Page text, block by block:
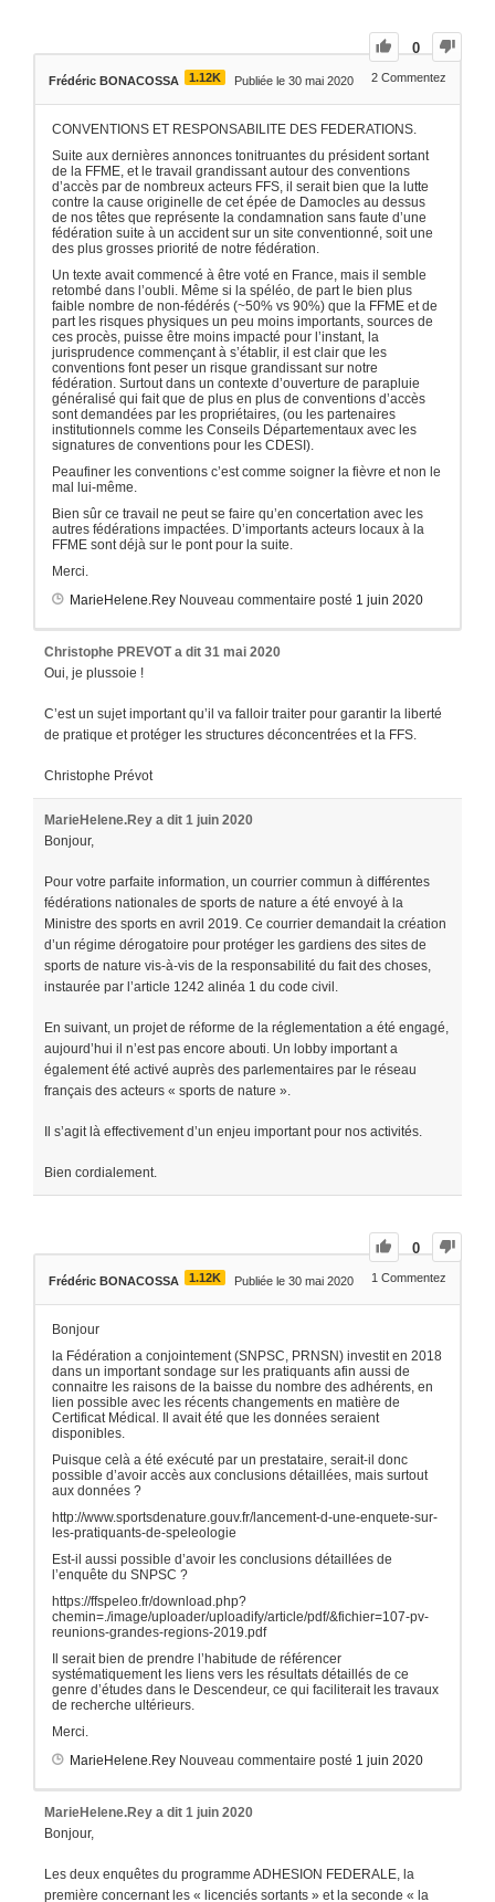
0
Frédéric BONACOSSA 1.12K Publiée le 30 mai 2020 2 Commentez
CONVENTIONS ET RESPONSABILITE DES FEDERATIONS.
Suite aux dernières annonces tonitruantes du président sortant
de la FFME, et le travail grandissant autour des conventions
d’accès par de nombreux acteurs FFS, il serait bien que la lutte
contre la cause originelle de cet épée de Damocles au dessus
de nos têtes que représente la condamnation sans faute d’une
fédération suite à un accident sur un site conventionné, soit une
des plus grosses priorité de notre fédération.
Un texte avait commencé à être voté en France, mais il semble
retombé dans l’oubli. Même si la spéléo, de part le bien plus
faible nombre de non-fédérés (~50% vs 90%) que la FFME et de
part les risques physiques un peu moins importants, sources de
ces procès, puisse être moins impacté pour l’instant, la
jurisprudence commençant à s’établir, il est clair que les
conventions font peser un risque grandissant sur notre
fédération. Surtout dans un contexte d’ouverture de parapluie
généralisé qui fait que de plus en plus de conventions d’accès
sont demandées par les propriétaires, (ou les partenaires
institutionnels comme les Conseils Départementaux avec les
signatures de conventions pour les CDESI).
Peaufiner les conventions c’est comme soigner la fièvre et non le
mal lui-même.
Bien sûr ce travail ne peut se faire qu’en concertation avec les
autres fédérations impactées. D’importants acteurs locaux à la
FFME sont déjà sur le pont pour la suite.
Merci.
MarieHelene.Rey Nouveau commentaire posté 1 juin 2020
Christophe PREVOT a dit 31 mai 2020
Oui, je plussoie !
C’est un sujet important qu’il va falloir traiter pour garantir la liberté
de pratique et protéger les structures déconcentrées et la FFS.
Christophe Prévot
MarieHelene.Rey a dit 1 juin 2020
Bonjour,
Pour votre parfaite information, un courrier commun à différentes
fédérations nationales de sports de nature a été envoyé à la
Ministre des sports en avril 2019. Ce courrier demandait la création
d’un régime dérogatoire pour protéger les gardiens des sites de
sports de nature vis-à-vis de la responsabilité du fait des choses,
instaurée par l’article 1242 alinéa 1 du code civil.
En suivant, un projet de réforme de la réglementation a été engagé,
aujourd’hui il n’est pas encore abouti. Un lobby important a
également été activé auprès des parlementaires par le réseau
français des acteurs « sports de nature ».
Il s’agit là effectivement d’un enjeu important pour nos activités.
Bien cordialement.
0
Frédéric BONACOSSA 1.12K Publiée le 30 mai 2020 1 Commentez
Bonjour
la Fédération a conjointement (SNPSC, PRNSN) investit en 2018
dans un important sondage sur les pratiquants afin aussi de
connaitre les raisons de la baisse du nombre des adhérents, en
lien possible avec les récents changements en matière de
Certificat Médical. Il avait été que les données seraient
disponibles.
Puisque celà a été exécuté par un prestataire, serait-il donc
possible d’avoir accès aux conclusions détaillées, mais surtout
aux données ?
http://www.sportsdenature.gouv.fr/lancement-d-une-enquete-sur-
les-pratiquants-de-speleologie
Est-il aussi possible d’avoir les conclusions détaillées de
l’enquête du SNPSC ?
https://ffspeleo.fr/download.php?
chemin=./image/uploader/uploadify/article/pdf/&fichier=107-pv-
reunions-grandes-regions-2019.pdf
Il serait bien de prendre l’habitude de référencer
systématiquement les liens vers les résultats détaillés de ce
genre d’études dans le Descendeur, ce qui faciliterait les travaux
de recherche ultérieurs.
Merci.
MarieHelene.Rey Nouveau commentaire posté 1 juin 2020
MarieHelene.Rey a dit 1 juin 2020
Bonjour,
Les deux enquêtes du programme ADHESION FEDERALE, la
première concernant les « licenciés sortants » et la seconde « la